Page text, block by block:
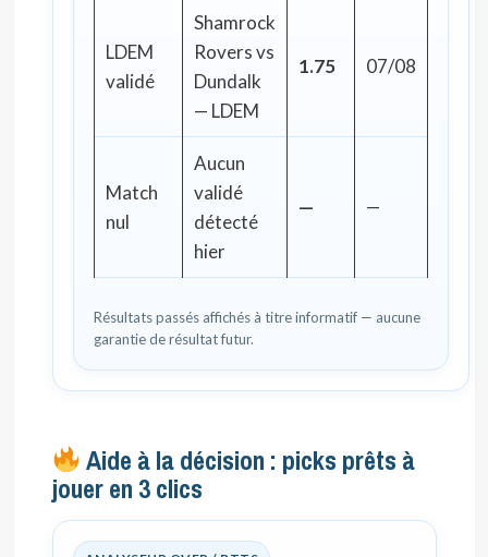
LDEM
validé
Shamrock
Rovers vs
Dundalk
— LDEM
1.75 07/08
Match
nul
Aucun
validé
détecté
hier
— —
Résultats passés affichés à titre informatif — aucune
garantie de résultat futur.
Aide à la décision : picks prêts à
jouer en 3 clics